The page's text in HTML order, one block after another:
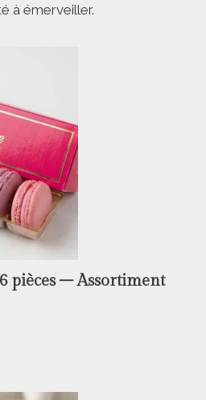
à émerveiller.
pièces – Assortiment